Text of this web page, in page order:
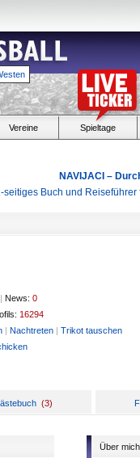
Vereine Spieltage
NAVIJACI –
seitiges Buch und
| News: 0
16294
| Nachtreten | Trikot tauschen
(3)
Über mich